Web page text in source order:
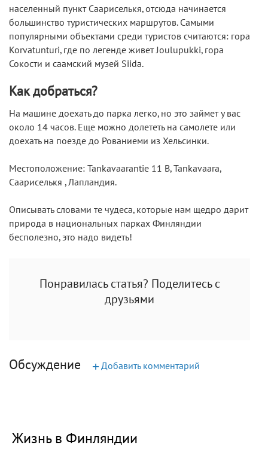
населенный пункт Саариселькя, отсюда начинается
большинство туристических маршрутов. Самыми
популярными объектами среди туристов считаются: гора
Korvatunturi, где по легенде живет Joulupukki, гора
Сокости и саамский музей Siida.
Как добраться?
На машине доехать до парка легко, но это займет у вас
около 14 часов. Еще можно долететь на самолете или
доехать на поезде до Рованиеми из Хельсинки.
Местоположение: Tankavaarantie 11 B, Tankavaara,
Саариселькя , Лапландия.
Описывать словами те чудеса, которые нам щедро дарит
природа в национальных парках Финляндии
бесполезно, это надо видеть!
Понравилась статья? Поделитесь с
друзьями
Обсуждение +Добавить комментарий
Жизнь в Финляндии